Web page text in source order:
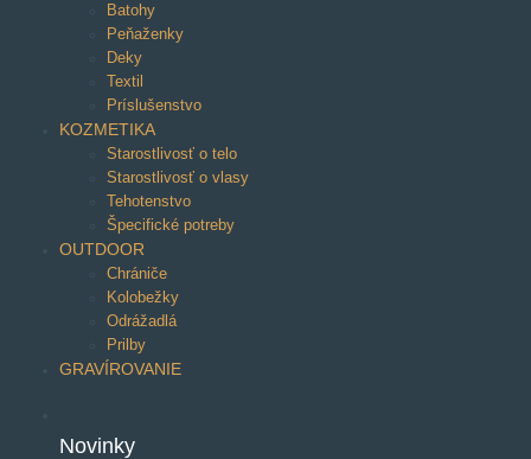
Batohy
Peňaženky
Deky
Textil
Príslušenstvo
KOZMETIKA
Starostlivosť o telo
Starostlivosť o vlasy
Tehotenstvo
Špecifické potreby
OUTDOOR
Chrániče
Kolobežky
Odrážadlá
Prilby
GRAVÍROVANIE
Novinky